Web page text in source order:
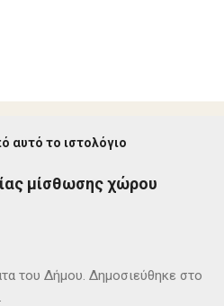
αυτό το ιστολόγιο
μίσθωσης χώρου
του Δήμου. Δημοσιεύθηκε στο